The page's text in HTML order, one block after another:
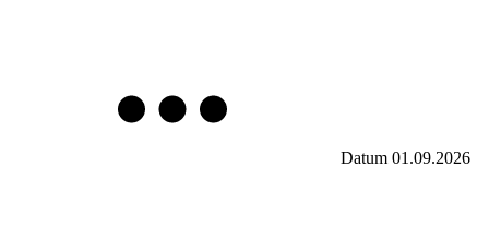
Datum 01.09.2026